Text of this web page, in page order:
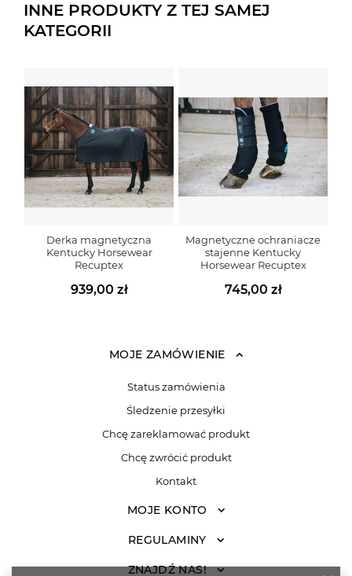
INNE PRODUKTY Z TEJ SAMEJ
KATEGORII
Derka magnetyczna
Kentucky Horsewear
Recuptex
939,00 zł
Magnetyczne ochraniacze
stajenne Kentucky
Horsewear Recuptex
745,00 zł
MOJE ZAMÓWIENIE
Status zamówienia
Śledzenie przesyłki
Chcę zareklamować produkt
Chcę zwrócić produkt
Kontakt
MOJE KONTO
REGULAMINY
ZNAJDŹ NAS!